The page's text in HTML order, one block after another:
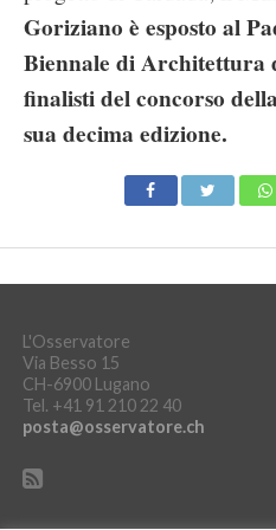
Goriziano è esposto al
Biennale di Architettura
finalisti del concorso
sua decima edizione.
L'Osservatore
Via Besso 15
CH-6900 Lugano
Tel. +41 91 210 22 40
posta@osservatore.ch